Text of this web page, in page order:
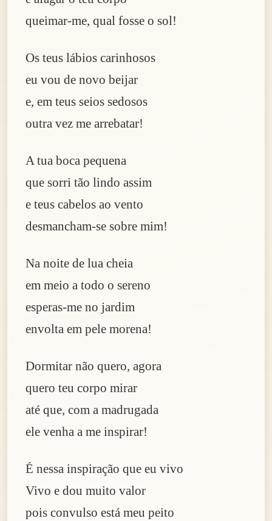
queimar-me, qual fosse o sol!
Os teus lábios carinhosos
eu vou de novo beijar
e, em teus seios sedosos
outra vez me arrebatar!
A tua boca pequena
que sorri tão lindo assim
e teus cabelos ao vento
desmancham-se sobre mim!
Na noite de lua cheia
em meio a todo o sereno
esperas-me no jardim
envolta em pele morena!
Dormitar não quero, agora
quero teu corpo mirar
até que, com a madrugada
ele venha a me inspirar!
É nessa inspiração que eu vivo
Vivo e dou muito valor
pois convulso está meu peito